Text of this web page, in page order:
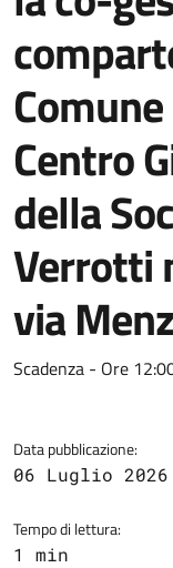
Centro
della
Verrotti
via
Dettagli
Scadenza - Ore
Data pubblicazione:
06 Luglio 2026
Tempo di lettura:
1 min